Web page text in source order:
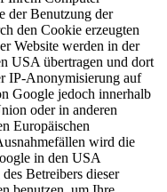
der Benutzung der
den Cookie erzeugten
Website werden in der
USA übertragen und dort
IP-Anonymisierung auf
Google jedoch innerhalb
oder in anderen
Europäischen
wird die
in den USA
Betreibers dieser